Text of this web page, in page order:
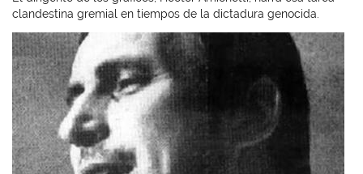
clandestina gremial en tiempos de la dictadura genocida.
Imagen